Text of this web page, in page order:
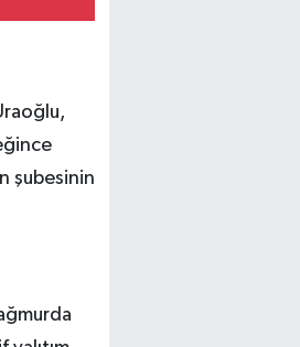
şubesinin